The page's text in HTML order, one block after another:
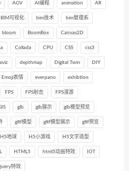
AGV AI编程 animation AR
BIM可视化 bim技术 bim管理系
bloom BoomBox Canvas2D
Collada CPU CSS css3
depthmap Digital Twin DIY
Emoji表情 everpano exhibtion
FPS FPS射击 FPS漫游
glb glb展示 glb模型预览
gltf模型 gltf模型展示 gltf预览
H5地球 H5小游戏 H5文字造型
HTML5 html5动画特效 IOT
特效